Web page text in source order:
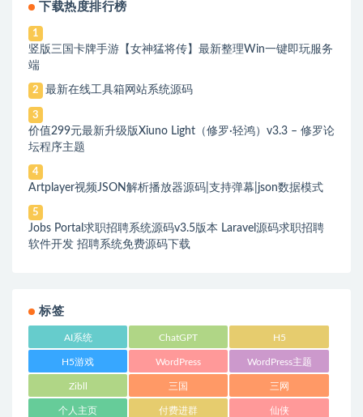
下载热度排行榜
1
竖版三国卡牌手游【女神猛将传】最新整理Win一键即玩服务
端
2 最新在线工具箱网站系统源码
3
价值299元最新升级版Xiuno Light（修罗·轻鸿）v3.3 – 修罗论
坛程序主题
4
Artplayer视频JSON解析播放器源码|支持弹幕|json数据模式
5
Jobs Portal求职招聘系统源码v3.5版本 Laravel源码求职招聘
软件开发 招聘系统免费源码下载
标签
AI系统 ChatGPT H5
H5游戏 WordPress WordPress主题
Zibll 三国 三网
个人主页 付费进群 仙侠